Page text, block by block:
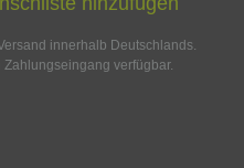
innerhalb Deutschlands.
verfügbar.